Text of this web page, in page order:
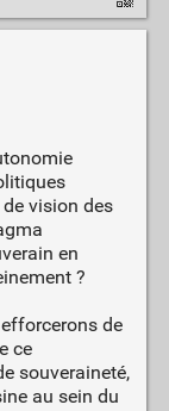
vision des
en
?
de
ce
souveraineté,
au sein du